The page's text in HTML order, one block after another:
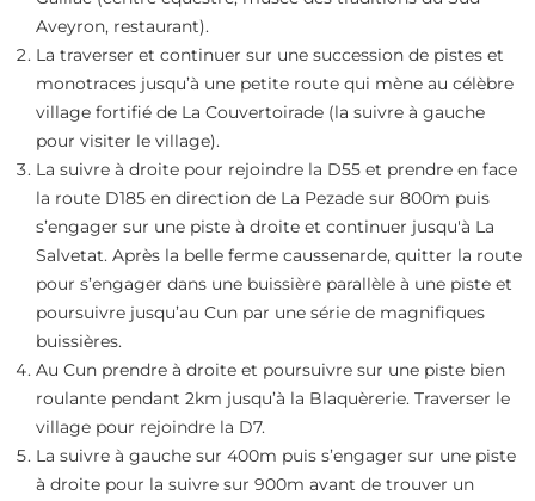
Aveyron, restaurant).
La traverser et continuer sur une succession de pistes et
monotraces jusqu’à une petite route qui mène au célèbre
village fortifié de La Couvertoirade (la suivre à gauche
pour visiter le village).
La suivre à droite pour rejoindre la D55 et prendre en face
la route D185 en direction de La Pezade sur 800m puis
s’engager sur une piste à droite et continuer jusqu'à La
Salvetat. Après la belle ferme caussenarde, quitter la route
pour s’engager dans une buissière parallèle à une piste et
poursuivre jusqu’au Cun par une série de magnifiques
buissières.
Au Cun prendre à droite et poursuivre sur une piste bien
roulante pendant 2km jusqu’à la Blaquèrerie. Traverser le
village pour rejoindre la D7.
La suivre à gauche sur 400m puis s’engager sur une piste
à droite pour la suivre sur 900m avant de trouver un